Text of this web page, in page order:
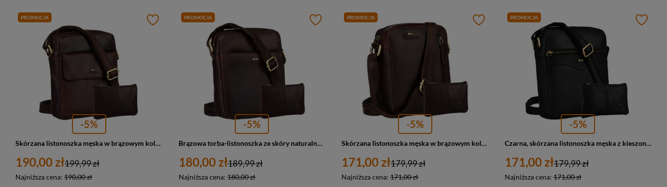
PROMOCJA
-5%
Skórzana listonoszka męska w brązowym kolorze z saszetką w zestawie - Peterson
190,00 zł
Najniższa cena: 190,00 zł
199,99 zł
PROMOCJA
-5%
Brązowa torba-listonoszka ze skóry naturalnej z etui na klucze w zestawie - Peterson
180,00 zł
Najniższa cena:180,00 zł
189,99 zł
PROMOCJA
-5%
Skórzana listonoszka męska w brązowym kolorze zawieszona na regulowanym pasku - Peterson
171,00 zł
Najniższa cena: 171,00 zł
179,99 zł
PROMOCJA
-5%
Czarna, skórzana listonoszka męska z kieszonką, zamykana na suwak - Peterson
171,00 zł
Najniższa cena:171,00 zł
179,99 zł